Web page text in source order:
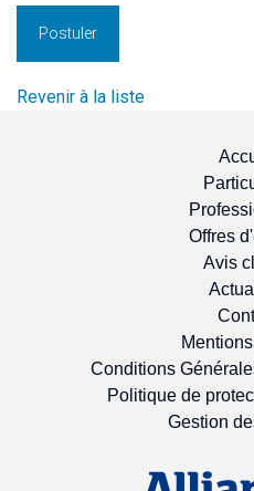
Postuler
Revenir à la liste
Offres
Avis
Conditions
Politique de
Gestion